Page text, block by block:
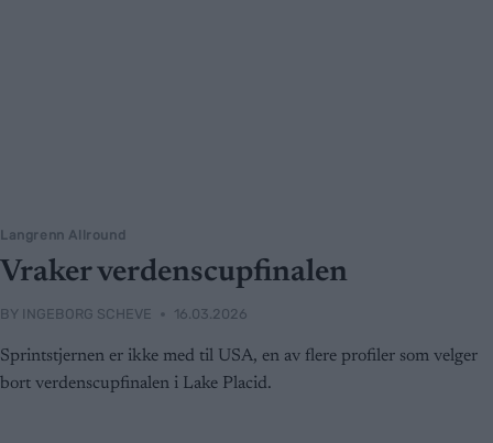
Langrenn Allround
Vraker verdenscupfinalen
BY INGEBORG SCHEVE 16.03.2026
Sprintstjernen er ikke med til USA, en av flere profiler som velger
bort verdenscupfinalen i Lake Placid.